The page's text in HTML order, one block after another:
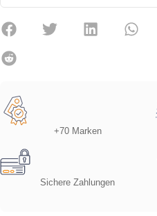
+70 Marken
Sichere Zahlungen